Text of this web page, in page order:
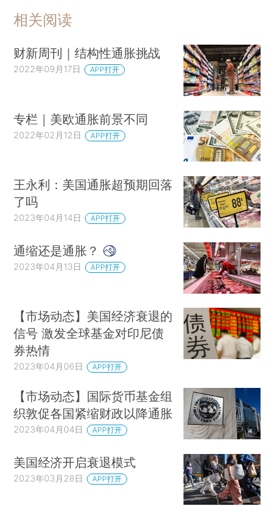
相关阅读
财新周刊｜结构性通胀挑战
2022年09月17日 APP打开
专栏｜美欧通胀前景不同
2022年02月12日 APP打开
王永利：美国通胀超预期回落
了吗
2023年04月14日 APP打开
通缩还是通胀？
2023年04月13日 APP打开
【市场动态】美国经济衰退的
信号 激发全球基金对印尼债
券热情
2023年04月06日 APP打开
【市场动态】国际货币基金组
织敦促各国紧缩财政以降通胀
2023年04月04日 APP打开
美国经济开启衰退模式
2023年03月28日 APP打开